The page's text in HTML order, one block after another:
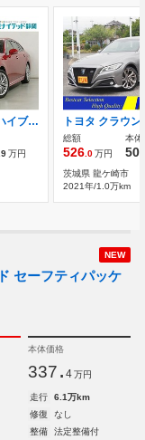
トヨタ クラウン ハイブリッド 2.5 RS Four 4WD ハイブリッド ワンオーナー 4WD
万円
総額
526.0万円
本体
茨城県 龍ケ崎市
2021年/1.0万km
NEW
セーフティパッケ
本体価格
337. 4 万円
走行
6.1万km
修復
なし
整備
法定整備付